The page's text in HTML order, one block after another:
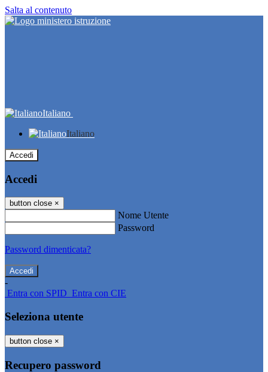
Salta al contenuto
Italiano
Italiano
Accedi
Accedi
button close ×
Nome Utente
Password
Password dimenticata?
-
Entra con SPID Entra con CIE
Seleziona utente
button close ×
Recupero password